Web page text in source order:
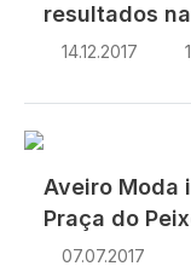
resultados
14.12.2017
Aveiro Moda
Praça do
07.07.2017